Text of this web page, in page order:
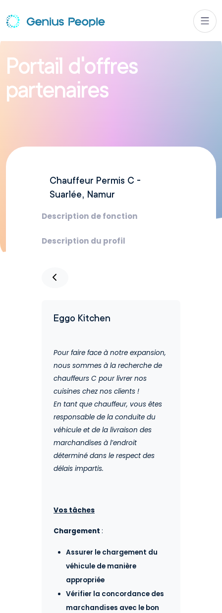
Portail d’offres
partenaires
Chauffeur Permis C -
Suarlée, Namur
Description de fonction
Description du profil
Eggo Kitchen
Pour faire face à notre expansion,
nous sommes à la recherche de
chauffeurs C pour livrer nos
cuisines chez nos clients !
En tant que chauffeur, vous êtes
responsable de la conduite du
véhicule et de la livraison des
marchandises à l’endroit
déterminé dans le respect des
délais impartis.
Vos tâches
Chargement :
Assurer le chargement du
véhicule de manière
appropriée
Vérifier la concordance des
marchandises avec le bon